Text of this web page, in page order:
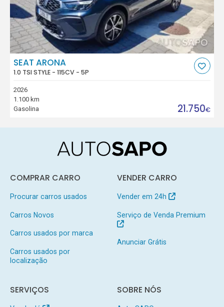
SEAT ARONA
1.0 TSI STYLE - 115CV - 5P
2026
1.100 km
Gasolina
21.750€
COMPRAR CARRO
Procurar carros usados
Carros Novos
Carros usados por marca
Carros usados por
localização
VENDER CARRO
Vender em 24h
Serviço de Venda Premium
Anunciar Grátis
SERVIÇOS SOBRE NÓS